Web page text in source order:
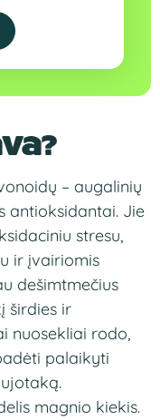
– augalinių
antioksidantai. Jie
stresu,
ir įvairiomis
dešimtmečius
širdies ir
nuosekliai rodo,
palaikyti
magnio kiekis.